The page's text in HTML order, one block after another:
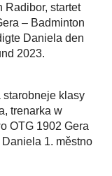
Radibor, startet
– Badminton
Daniela den
2023.
starobneje klasy
trenarka w
OTG 1902 Gera
1. městno